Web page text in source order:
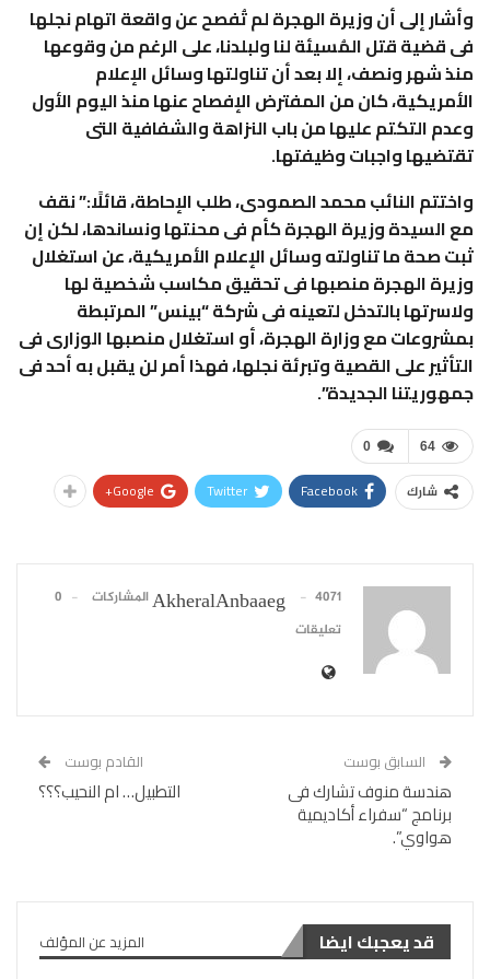
وأشار إلى أن وزيرة الهجرة لم تُفصح عن واقعة اتهام نجلها
فى قضية قتل المُسيئة لنا ولبلدنا، على الرغم من وقوعها
منذ شهر ونصف، إلا بعد أن تناولتها وسائل الإعلام
الأمريكية، كان من المفترض الإفصاح عنها منذ اليوم الأول
وعدم التكتم عليها من باب النزاهة والشفافية التى
تقتضيها واجبات وظيفتها.
واختتم النائب محمد الصمودى، طلب الإحاطة، قائلًا:” نقف
مع السيدة وزيرة الهجرة كأم فى محنتها ونساندها، لكن إن
ثبت صحة ما تناولته وسائل الإعلام الأمريكية، عن استغلال
وزيرة الهجرة منصبها فى تحقيق مكاسب شخصية لها
ولاسرتها بالتدخل لتعينه فى شركة “بينس” المرتبطة
بمشروعات مع وزارة الهجرة، أو استغلال منصبها الوزارى فى
التأثير على القصية وتبرئة نجلها، فهذا أمر لن يقبل به أحد فى
جمهوريتنا الجديدة”.
0 64
شارك Facebook
Twitter
Google+
AkheralAnbaaeg 4071 المشاركات
0
تعليقات
السابق بوست
هندسة منوف تشارك فى
برنامج “سفراء أكاديمية
هواوي”.
القادم بوست
التطبيل… ام النحيب؟؟؟
قد يعجبك ايضا المزيد عن المؤلف